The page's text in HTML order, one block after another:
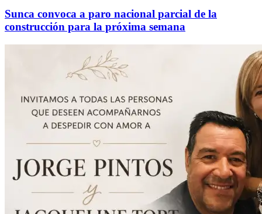
Sunca convoca a paro nacional parcial de la
construcción para la próxima semana